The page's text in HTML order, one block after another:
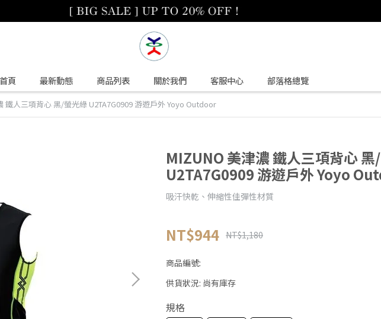
首頁 最新動態 商品列表 關於我們 客服中心 部落格總覽
鐵人三項背心 黑/螢光綠 U2TA7G0909 游遊戶外 Yoyo Outdoor
MIZUNO 美津濃 鐵人三項背心 黑
U2TA7G0909 游遊戶外 Yoyo
吸汗快乾、伸縮性佳彈性材質
NT$944 NT$1,180
商品編號:
供貨狀況: 尚有庫存
規格